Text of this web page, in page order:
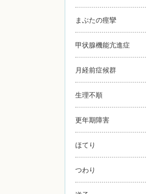
まぶたの痙攣
甲状腺機能亢進症
月経前症候群
生理不順
更年期障害
ほてり
つわり